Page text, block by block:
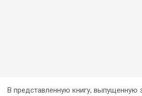
В представленную книгу, выпущенную